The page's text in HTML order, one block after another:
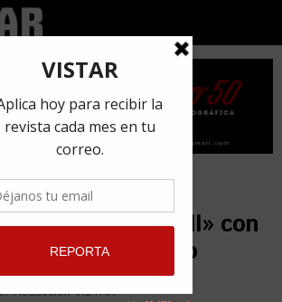
«Experimento III» con
reguetón cubano
Redacción VISTAR